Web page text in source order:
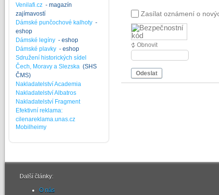
Venilafi.cz - magazín
zajímavostí
Dámské punčochové kalhoty -
eshop
Dámské legíny - eshop
Dámské plavky - eshop
Sdružení historických sídel
Čech, Moravy a Slezska (SHS
ČMS)
Nakladatelství Academia
Nakladatelství Albatros
Nakladatelství Fragment
Efektivní reklama:
cilenareklama.unas.cz
Mobilheimy
Zasílat oznámení o
Obnovit
Odeslat
Další články:
O nás